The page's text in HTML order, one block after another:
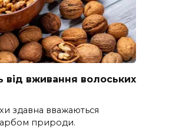
від вживання волоських
здавна вважаються
природи.